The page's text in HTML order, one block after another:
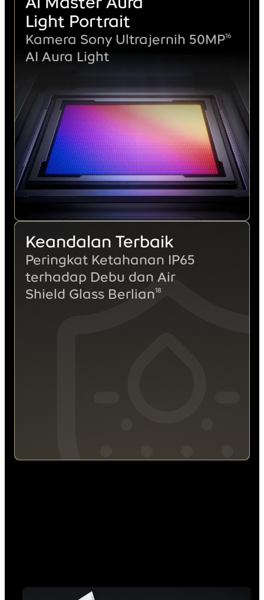
Light Portrait
Kamera Sony Ultrajernih 50MP16
AI Aura Light
Keandalan Terbaik
Peringkat Ketahanan IP65
terhadap Debu dan Air
Shield Glass Berlian18